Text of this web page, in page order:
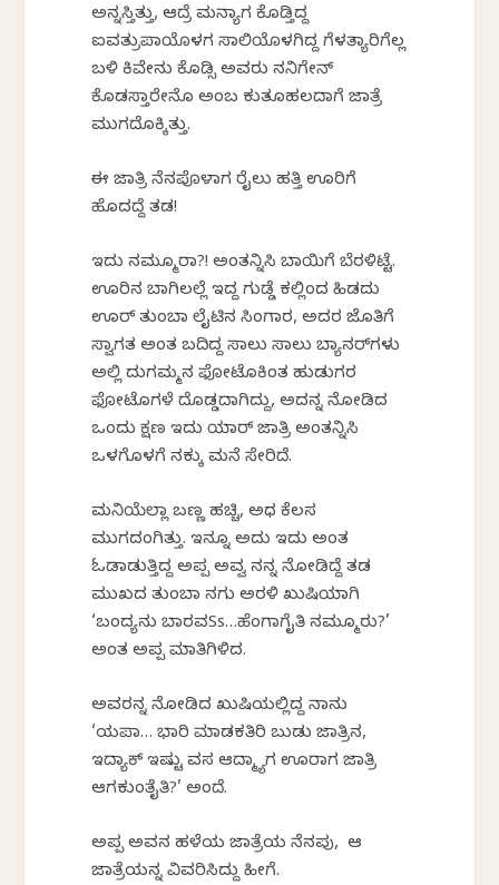
ಅನ್ನಸ್ತಿತ್ತು,‌ ಆದ್ರೆ ಮನ್ಯಾಗ‌ ಕೊಡ್ತಿದ್ದ
ಐವತ್ರುಪಾಯೊಳಗ ಸಾಲಿಯೊಳಗಿದ್ದ ಗೆಳತ್ಯಾರಿಗೆಲ್ಲ
ಬಳಿ ಕಿವೇನು ಕೊಡ್ಸಿ ಅವರು ನನಿಗೇನ್
ಕೊಡಸ್ತಾರೇನೊ ಅಂಬ ಕುತೂಹಲದಾಗೆ ಜಾತ್ರೆ
ಮುಗದೊಕ್ಕಿತ್ತು.
ಈ ಜಾತ್ರಿ ನೆನಪೊಳಾಗ ರೈಲು ಹತ್ತಿ ಊರಿಗೆ
ಹೊದದ್ದೆ ತಡ!
ಇದು ನಮ್ಮೂರಾ?! ಅಂತನ್ನಿಸಿ ಬಾಯಿಗೆ ಬೆರಳಿಟ್ಟೆ.
ಊರಿನ ಬಾಗಿಲಲ್ಲೆ ಇದ್ದ ಗುಡ್ಡೆ ಕಲ್ಲಿಂದ ಹಿಡದು
ಊರ್ ತುಂಬಾ ಲೈಟಿನ ಸಿಂಗಾರ, ಅದರ ಜೊತಿಗೆ
ಸ್ವಾಗತ ಅಂತ ಬರ್ದಿದ್ದ ಸಾಲು ಸಾಲು ಬ್ಯಾನರ್‌ಗಳು
ಅಲ್ಲಿ ದುರ್ಗಮ್ಮನ ಫೋಟೊಕಿಂತ ಹುಡುಗರ
ಫೋಟೊಗಳೆ ದೊಡ್ಡದಾಗಿದ್ದು, ಅದನ್ನ ನೋಡಿದ
ಒಂದು ಕ್ಷಣ ಇದು ಯಾರ್ ಜಾತ್ರಿ ಅಂತನ್ನಿಸಿ
ಒಳಗೊಳಗೆ ನಕ್ಕು ಮನೆ ಸೇರಿದೆ.
ಮನಿಯೆಲ್ಲಾ ಬಣ್ಣ ಹಚ್ಚಿ, ಅರ್ಧ ಕೆಲಸ
ಮುಗದಂಗಿತ್ತು. ಇನ್ನೂ ಅದು ಇದು ಅಂತ
ಓಡಾಡುತ್ತಿದ್ದ ಅಪ್ಪ ಅವ್ವ ನನ್ನ‌ ನೋಡಿದ್ದೆ ತಡ
ಮುಖದ ತುಂಬಾ ನಗು ಅರಳಿ ಖುಷಿಯಾಗಿ
‘ಬಂದ್ಯನು ಬಾರವSs…ಹೆಂಗಾಗೈತಿ ನಮ್ಮೂರು?’
ಅಂತ ಅಪ್ಪ ಮಾತಿಗಿಳಿದ.
ಅವರನ್ನ ನೋಡಿದ ಖುಷಿಯಲ್ಲಿದ್ದ ನಾನು
‘ಯಪಾ… ಭಾರಿ ಮಾಡಕತಿರಿ ಬುಡು ಜಾತ್ರಿನ,
ಇದ್ಯಾಕ್ ಇಷ್ಟು ವರ್ಸ ಆದ್ಮ್ಯಾಗ ಊರಾಗ ಜಾತ್ರಿ
ಆಗಕುಂತೈತಿ?’ ಅಂದೆ.
ಅಪ್ಪ ಅವನ ಹಳೆಯ ಜಾತ್ರೆಯ ನೆನಪು, ಆ
ಜಾತ್ರೆಯನ್ನ ವಿವರಿಸಿದ್ದು ಹೀಗೆ.